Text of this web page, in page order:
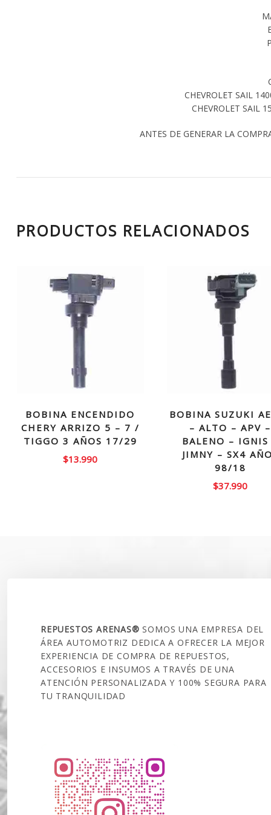
CHEVROLET SAIL
CHEVROLET SAIL
ANTES DE GENERAR LA
PRODUCTOS RELACIONADOS
BOBINA ENCENDIDO
CHERY ARRIZO 5 – 7 /
TIGGO 3 AÑOS 17/29
$13.990
BOBINA SUZUKI
– ALTO – APV –
BALENO –
JIMNY – SX4
98/18
$37.990
REPUESTOS ARENAS®SOMOS UNA EMPRESA DEL
ÁREA AUTOMOTRIZ DEDICA A OFRECER LA MEJOR
EXPERIENCIA DE COMPRA DE REPUESTOS,
ACCESORIOS E INSUMOS A TRAVÉS DE UNA
ATENCIÓN PERSONALIZADA Y 100% SEGURA PARA
TU TRANQUILIDAD